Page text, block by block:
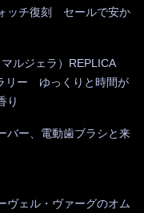
ッチ復刻 セールで安か
ルジェラ）REPLICA
リー ゆっくりと時間が
り
ー、電動歯ブラシと来
ヴェル・ヴァーグのオム